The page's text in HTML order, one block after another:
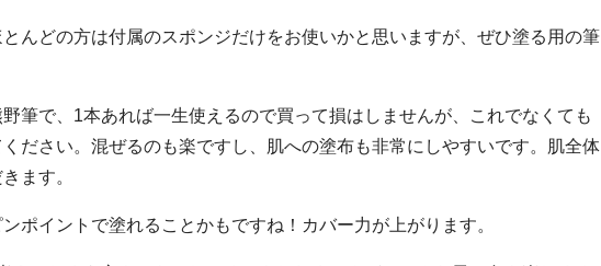
んどの方は付属のスポンジだけをお使いかと思いますが、ぜひ塗る用の筆
筆で、1本あれば一生使えるので買って損はしませんが、これでなくても
ださい。混ぜるのも楽ですし、肌への塗布も非常にしやすいです。肌全体
ます。
ポイントで塗れることかもですね！カバー力が上がります。